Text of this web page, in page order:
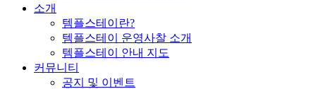
소개
템플스테이란?
템플스테이 운영사찰 소개
템플스테이 안내 지도
커뮤니티
공지 및 이벤트